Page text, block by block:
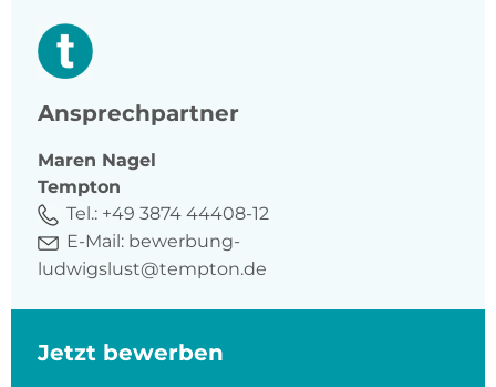
Ansprechpartner
Maren Nagel
Tempton
Tel.: +49 3874 44408-12
E-Mail: bewerbung-
ludwigslust@tempton.de
Jetzt bewerben